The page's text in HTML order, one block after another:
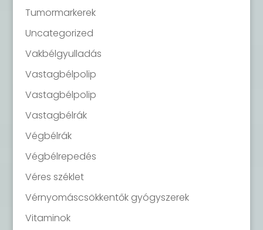
Tumormarkerek
Uncategorized
Vakbélgyulladás
Vastagbélpolip
Vastagbélpolip
Vastagbélrák
Végbélrák
Végbélrepedés
Véres széklet
Vérnyomáscsökkentők gyógyszerek
Vitaminok